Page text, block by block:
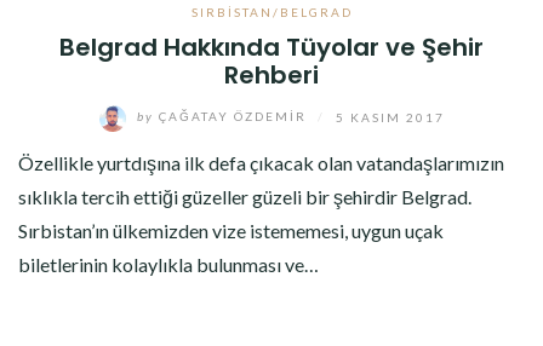
SIRBISTAN/BELGRAD
Belgrad Hakkında Tüyolar ve Şehir
Rehberi
by ÇAĞATAY ÖZDEMIR 5 KASIM 2017
Özellikle yurtdışına ilk defa çıkacak olan vatandaşlarımızın
sıklıkla tercih ettiği güzeller güzeli bir şehirdir Belgrad.
Sırbistan’ın ülkemizden vize istememesi, uygun uçak
biletlerinin kolaylıkla bulunması ve…